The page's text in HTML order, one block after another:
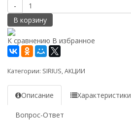
-
В корзину
К сравнению В избранное
Категории: SIRIUS,АКЦИИ
Описание Характеристики
Вопрос-Ответ